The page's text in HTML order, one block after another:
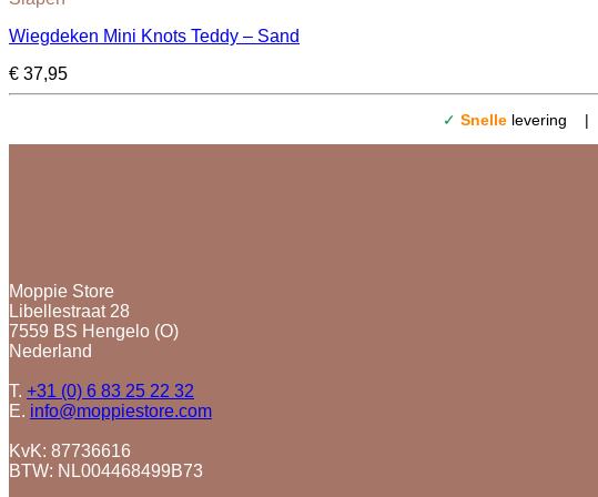
Wiegdeken Mini Knots Teddy – Sand
€ 37,95
✓ Snelle levering |
Moppie Store
Libellestraat 28
7559 BS Hengelo (O)
Nederland
T. +31 (0) 6 83 25 22 32
E. info@moppiestore.com
KvK: 87736616
BTW: NL004468499B73